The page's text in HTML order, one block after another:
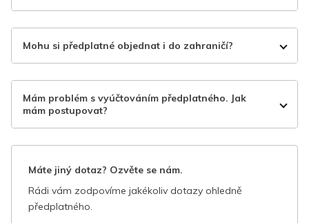
Mohu si předplatné objednat i do zahraničí?
Mám problém s vyúčtováním předplatného. Jak
mám postupovat?
Máte jiný dotaz? Ozvěte se nám.
Rádi vám zodpovíme jakékoliv dotazy ohledně
předplatného.